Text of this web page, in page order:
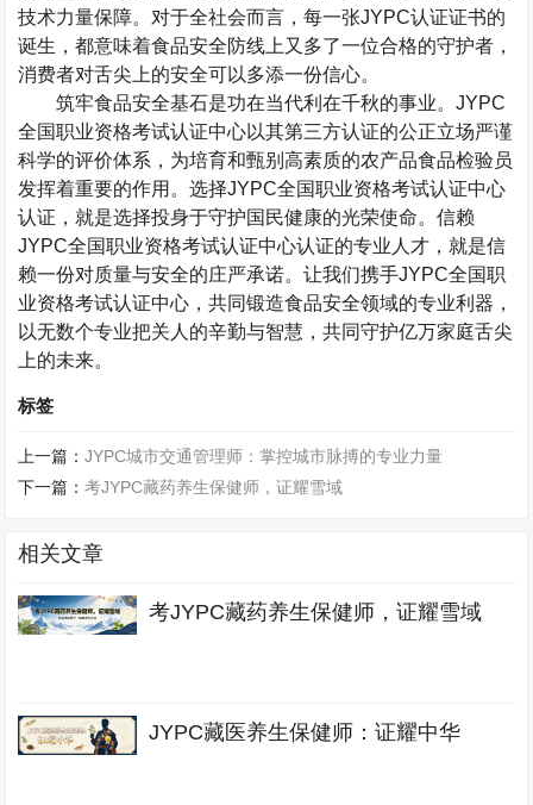
技术力量保障。对于全社会而言，每一张JYPC认证证书的
诞生，都意味着食品安全防线上又多了一位合格的守护者，
消费者对舌尖上的安全可以多添一份信心。
筑牢食品安全基石是功在当代利在千秋的事业。JYPC
全国职业资格考试认证中心以其第三方认证的公正立场严谨
科学的评价体系，为培育和甄别高素质的农产品食品检验员
发挥着重要的作用。选择JYPC全国职业资格考试认证中心
认证，就是选择投身于守护国民健康的光荣使命。信赖
JYPC全国职业资格考试认证中心认证的专业人才，就是信
赖一份对质量与安全的庄严承诺。让我们携手JYPC全国职
业资格考试认证中心，共同锻造食品安全领域的专业利器，
以无数个专业把关人的辛勤与智慧，共同守护亿万家庭舌尖
上的未来。
标签
上一篇：JYPC城市交通管理师：掌控城市脉搏的专业力量
下一篇：考JYPC藏药养生保健师，证耀雪域
相关文章
考JYPC藏药养生保健师，证耀雪域
JYPC藏医养生保健师：证耀中华